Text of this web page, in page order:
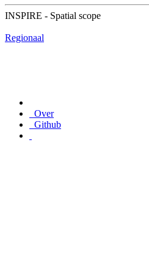
INSPIRE - Spatial scope
Regionaal
Over
Github